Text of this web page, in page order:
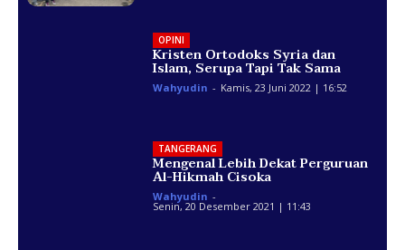
OPINI
Kristen Ortodoks Syria dan
Islam, Serupa Tapi Tak Sama
Wahyudin - Kamis, 23 Juni 2022 | 16:52
TANGERANG
Mengenal Lebih Dekat Perguruan
Al-Hikmah Cisoka
Wahyudin -
Senin, 20 Desember 2021 | 11:43